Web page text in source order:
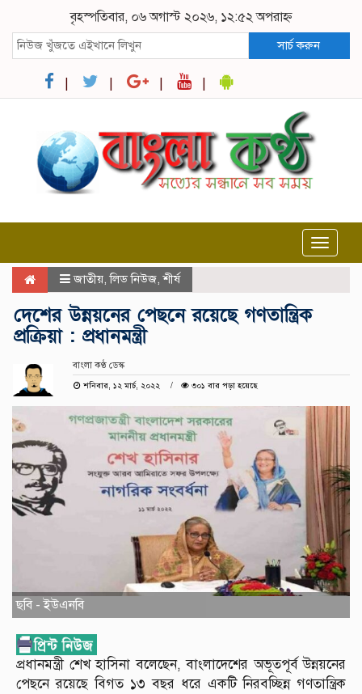
বৃহস্পতিবার, ০৬ অগাস্ট ২০২৬, ১২:৫২ অপরাহ্ন
সার্চ করুন
Toggle
জাতীয়,লিড নিউজ,শীর্ষ
দেশের উন্নয়নের পেছনে রয়েছে গণতান্ত্রিক
প্রক্রিয়া : প্রধানমন্ত্রী
বাংলা কণ্ঠ ডেস্ক
শনিবার, ১২ মার্চ, ২০২২
৩০১ বার পড়া হয়েছে
ছবি - ইউএনবি
প্রধানমন্ত্রী শেখ হাসিনা বলেছেন, বাংলাদেশের অভূতপূর্ব উন্নয়নের
পেছনে রয়েছে বিগত ১৩ বছর ধরে একটি নিরবচ্ছিন্ন গণতান্ত্রিক